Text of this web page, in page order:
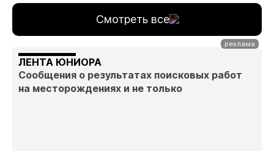
Смотреть все
ЛЕНТА ЮНИОРА
Сообщения о результатах поисковых работ
на месторождениях и не только